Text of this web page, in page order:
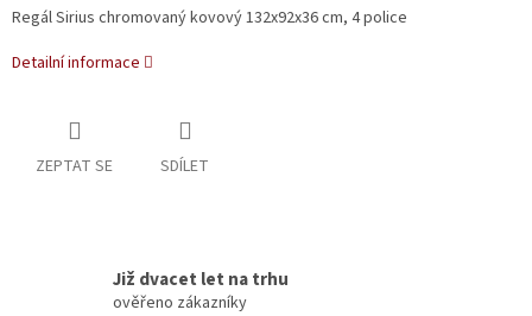
Regál Sirius chromovaný kovový 132x92x36 cm, 4 police
Detailní informace
ZEPTAT SE SDÍLET
Již dvacet let na trhu
ověřeno zákazníky